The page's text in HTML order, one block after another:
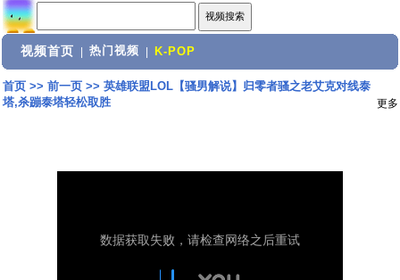
视频首页 热门视频 K-POP
首页>> 前一页>> 英雄联盟LOL【骚男解说】归零者骚之老艾克对线泰
塔,杀蹦泰塔轻松取胜
更多